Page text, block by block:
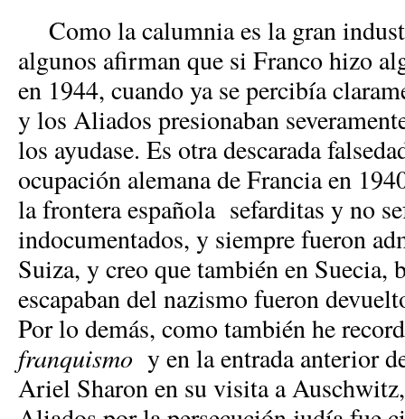
Como la calumnia es la gran
algunos afirman que si Franco hizo
en 1944, cuando ya se percibía
y los Aliados presionaban
los ayudase. Es otra descarada
ocupación alemana de Francia en
la frontera española sefarditas y no
indocumentados, y siempre fueron
Suiza, y creo que también en Suecia,
escapaban del nazismo fueron
Por lo demás, como también he
franquismo y en la entrada anterior
Ariel Sharon en su visita a